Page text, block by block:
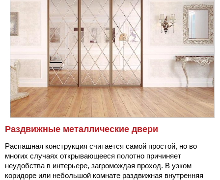
Раздвижные металлические двери
Распашная конструкция считается самой простой, но во
многих случаях открывающееся полотно причиняет
неудобства в интерьере, загромождая проход. В узком
коридоре или небольшой комнате раздвижная внутренняя